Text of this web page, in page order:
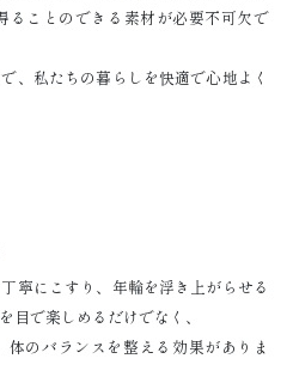
ることのできる素材が必要不可欠で
、私たちの暮らしを快適で心地よく
寧にこすり、年輪を浮き上がらせる
目で楽しめるだけでなく、
のバランスを整える効果がありま